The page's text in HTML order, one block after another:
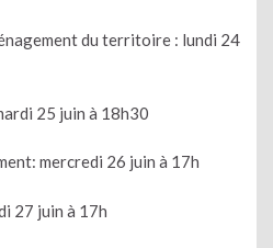
du territoire : lundi 24
25 juin à 18h30
mercredi 26 juin à 17h
27 juin à 17h